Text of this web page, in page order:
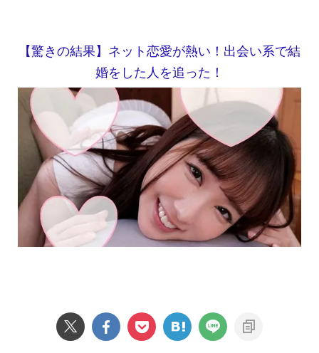
【驚きの結果】ネット恋愛が熱い！出会い系で結
婚をした人を追った！